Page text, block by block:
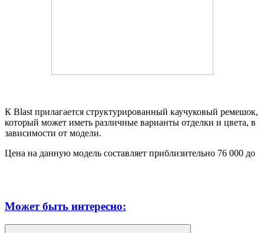
К Blast прилагается структурированный каучуковый ремешок,
который может иметь различные варианты отделки и цвета, в
зависимости от модели.
Цена на данную модель составляет приблизительно 76 000 до
Может быть интересно: